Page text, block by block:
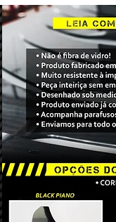
O produto é
plásticoautomotivo
diferencial de ser
outros plásticos
apropriado para a
usado, em que
sendo submetido à
valetas, rampas e
por conta da sua
resistência, terá
(ao contrário da
encontrada em
onde quebra-se
Todos os produtos
são submetidos à
confirmação do
de até 30 dias úteis.
Ao efetuar a
adicionado ao
para clientes, onde
à par do status do
O envio é feito via
código para
fornecer a melhor
garantir qualidade
produto.